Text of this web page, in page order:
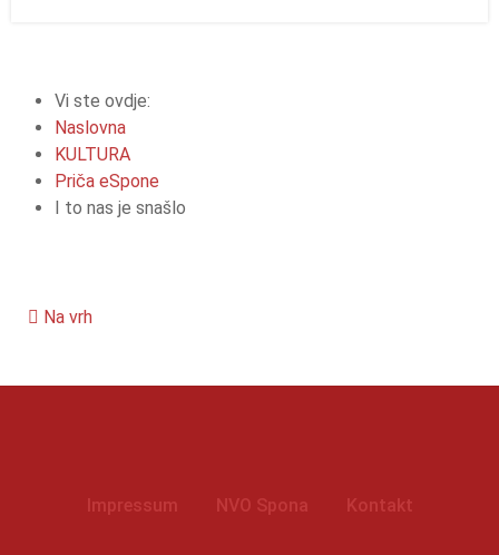
Vi ste ovdje:
Naslovna
KULTURA
Priča eSpone
I to nas je snašlo
Na vrh
Impressum NVO Spona Kontakt